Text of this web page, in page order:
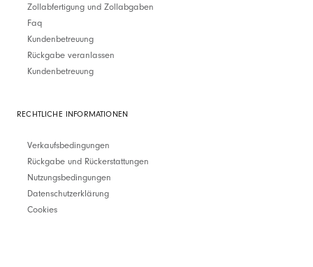
Zollabfertigung und Zollabgaben
Faq
Kundenbetreuung
Rückgabe veranlassen
Kundenbetreuung
RECHTLICHE INFORMATIONEN
Verkaufsbedingungen
Rückgabe und Rückerstattungen
Nutzungsbedingungen
Datenschutzerklärung
Cookies